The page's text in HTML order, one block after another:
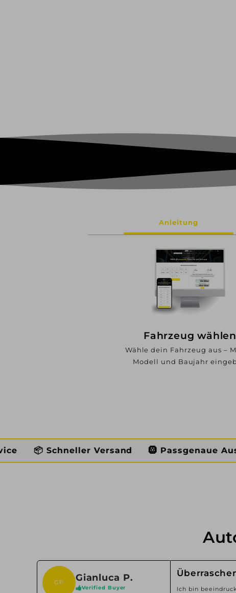
Anleitung
Fahrzeug wählen
Wähle dein Fahrzeug aus –
Modell und Baujahr
Versand 🛞 Passgenaue Auswahl
GP Gianluca P.
Verified Buyer
Ich bin